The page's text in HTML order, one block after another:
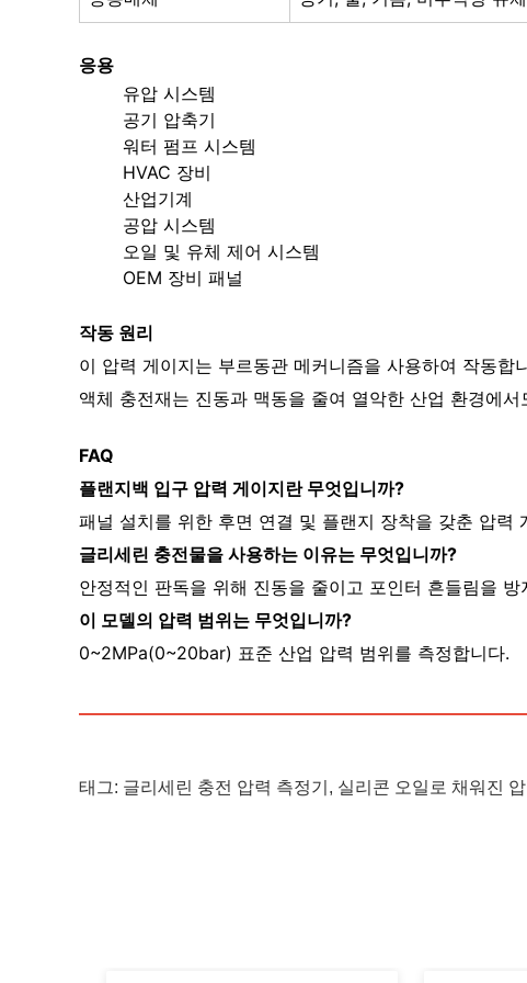
응용
유압 시스템
공기 압축기
워터 펌프 시스템
HVAC 장비
산업기계
공압 시스템
오일 및 유체 제어 시스템
OEM 장비 패널
작동 원리
이 압력 게이지는 부르동관 메커니즘을 사용하여 작동
액체 충전재는 진동과 맥동을 줄여 열악한 산업 환경에
FAQ
플랜지백 입구 압력 게이지란 무엇입니까?
패널 설치를 위한 후면 연결 및 플랜지 장착을 갖춘 압력
글리세린 충전물을 사용하는 이유는 무엇입니까?
안정적인 판독을 위해 진동을 줄이고 포인터 흔들림을 방
이 모델의 압력 범위는 무엇입니까?
0~2MPa(0~20bar) 표준 산업 압력 범위를 측정합니다.
태그: 글리세린 충전 압력 측정기 , 실리콘 오일로 채워진 압